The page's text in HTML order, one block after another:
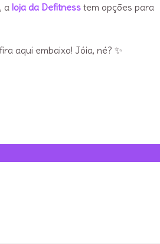
a loja da Defitness tem opções para
aqui embaixo! Jóia, né? ✨